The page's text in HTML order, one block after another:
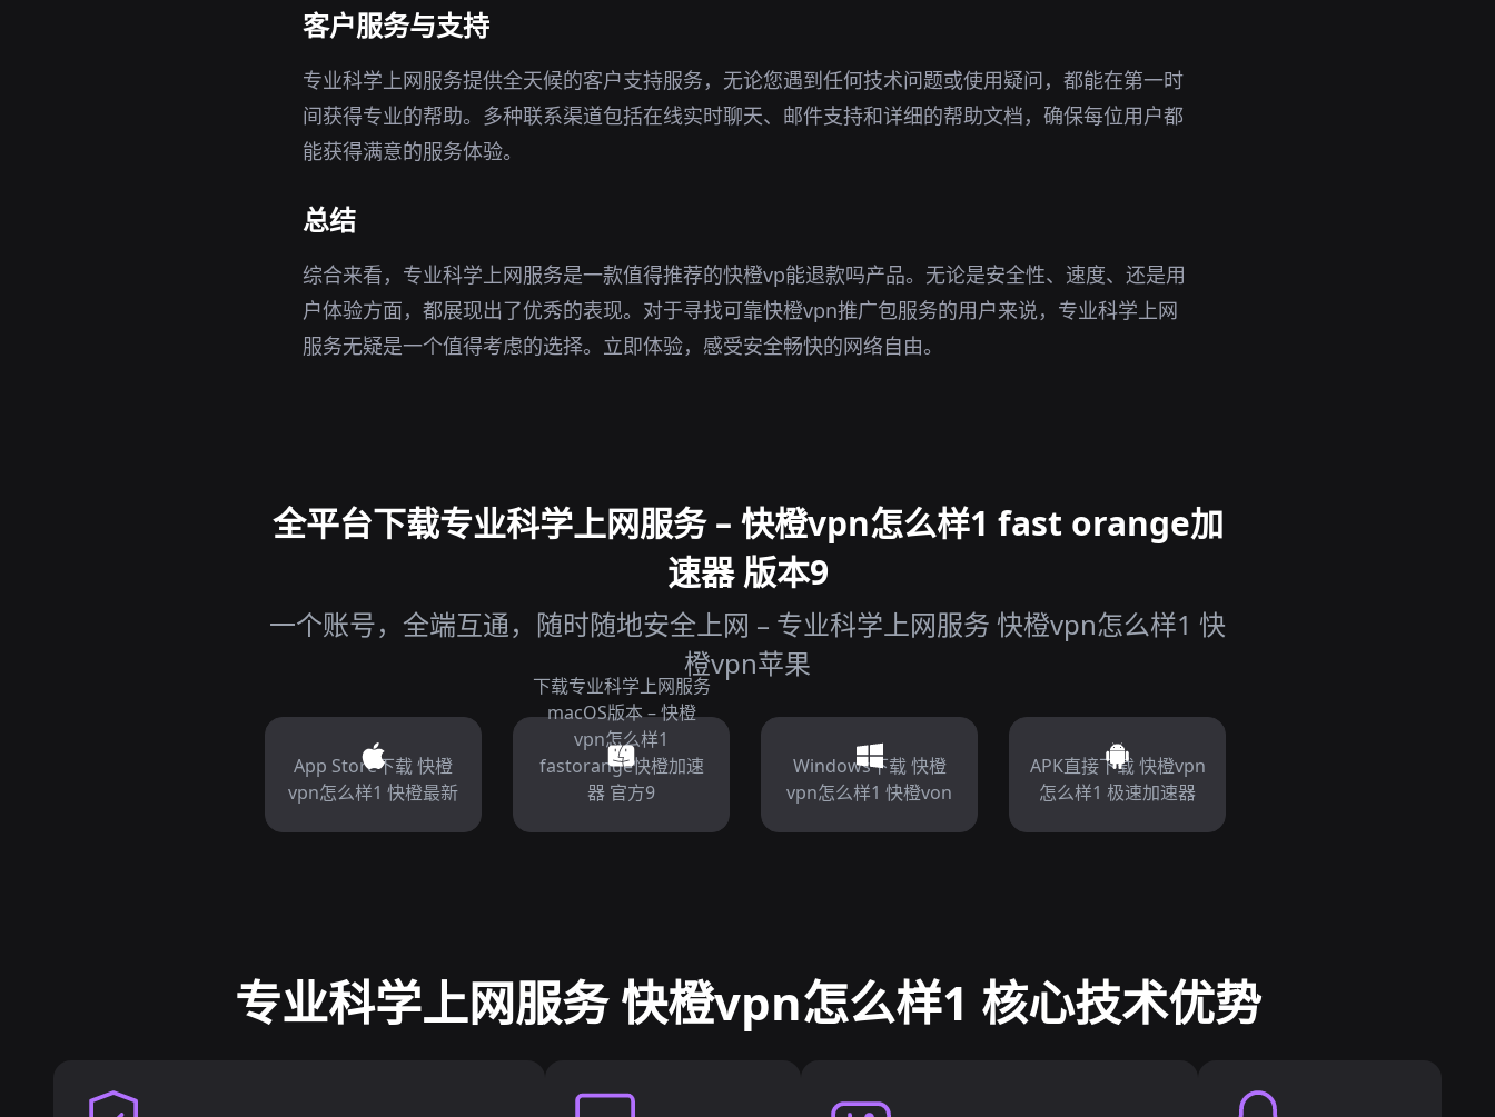
客户服务与支持
专业科学上网服务提供全天候的客户支持服务，无论您遇到任何技术问题或使用疑问，都能在第一时
间获得专业的帮助。多种联系渠道包括在线实时聊天、邮件支持和详细的帮助文档，确保每位用户都
能获得满意的服务体验。
总结
综合来看，专业科学上网服务是一款值得推荐的快橙vp能退款吗产品。无论是安全性、速度、还是用
户体验方面，都展现出了优秀的表现。对于寻找可靠快橙vpn推广包服务的用户来说，专业科学上网
服务无疑是一个值得考虑的选择。立即体验，感受安全畅快的网络自由。
全平台下载专业科学上网服务 – 快橙vpn怎么样1 fast orange加
速器 版本9
一个账号，全端互通，随时随地安全上网 – 专业科学上网服务 快橙vpn怎么样1 快
橙vpn苹果
App Store下载 快橙
vpn怎么样1 快橙最新
下载专业科学上网服务
macOS版本 – 快橙
vpn怎么样1
fastorange快橙加速
器 官方9
Windows下载 快橙
vpn怎么样1 快橙von
APK直接下载 快橙vpn
怎么样1 极速加速器
专业科学上网服务 快橙vpn怎么样1 核心技术优势